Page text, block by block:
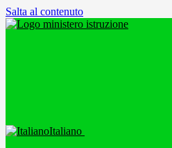
Salta al contenuto
Italiano